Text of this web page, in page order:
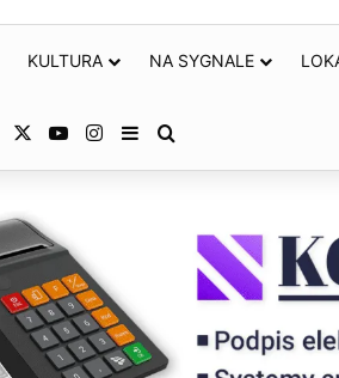
KULTURA NA SYGNALE
Facebook YouTubeInstagram
Sidebar